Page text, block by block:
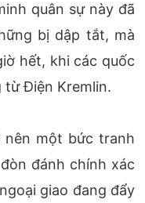
quân sự này đã
bị dập tắt, mà
hết, khi các quốc
từ Điện Kremlin.
nên một bức tranh
đánh chính xác
giao đang đẩy